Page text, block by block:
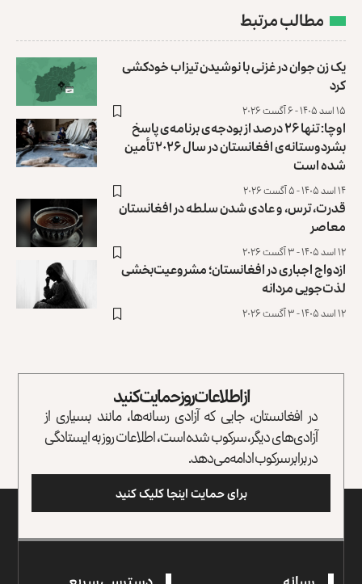
مطالب مرتبط
یک زن جوان در غزنی با نوشیدن تیزاب خودکشی
کرد
۱۵ اسد ۱۴۰۵ - ۶ آگست ۲۰۲۶
اوچا: تنها ۲۶ درصد از بودجه‌ی برنامه‌ی پاسخ
بشردوستانه‌ی افغانستان در سال ۲۰۲۶ تأمین
شده است
۱۴ اسد ۱۴۰۵ - ۵ آگست ۲۰۲۶
قدرت، ترس، و عادی ‌شدن سلطه در افغانستان
معاصر
۱۲ اسد ۱۴۰۵ - ۳ آگست ۲۰۲۶
ازدواج اجباری در افغانستان؛ مشروعیت‌بخشی
لذت‌جویی مردانه
۱۲ اسد ۱۴۰۵ - ۳ آگست ۲۰۲۶
از اطلاعات روز حمایت کنید
در افغانستان، جایی که آزادی رسانه‌ها، مانند بسیاری از
آزادی‌های دیگر، سرکوب شده است، اطلاعات روز به ایستادگی
در برابر سرکوب ادامه می‌دهد.
برای حمایت اینجا کلیک کنید